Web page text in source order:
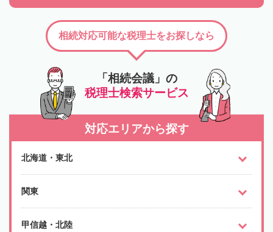
「相続会議」の
税理士検索サービス
相続対応可能な税理士をお探しなら
対応エリアから探す
北海道・東北
関東
甲信越・北陸